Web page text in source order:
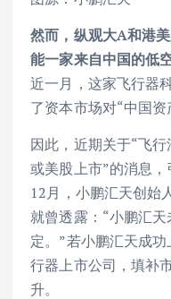
然而，纵观大A和港
能一家来自中国的低
近一月，这家飞行器
了资本市场对“中国资
因此，近期关于“飞
或美股上市”的消息
12月，小鹏汇天创始
就曾透露：“小鹏汇
定。”若小鹏汇天成
行器上市公司，填补
升。